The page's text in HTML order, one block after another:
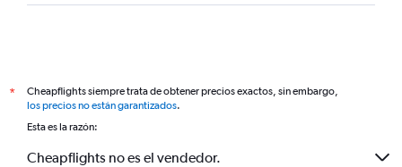
*
Cheapflights siempre trata de obtener precios exactos, sin embargo,
los precios no están garantizados.
Esta es la razón:
Cheapflights no es el vendedor.